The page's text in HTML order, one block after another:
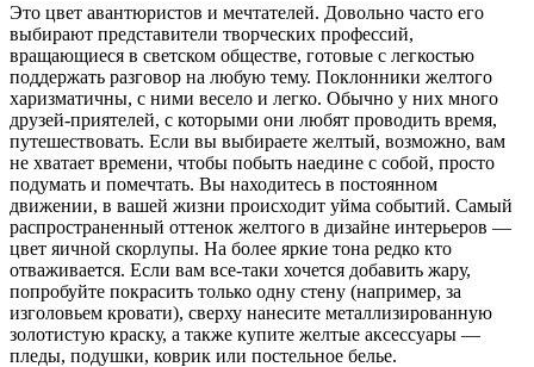
Это цвет авантюристов и мечтателей. Довольно часто его
выбирают представители творческих профессий,
вращающиеся в светском обществе, готовые с легкостью
поддержать разговор на любую тему. Поклонники желтого
харизматичны, с ними весело и легко. Обычно у них много
друзей-приятелей, с которыми они любят проводить время,
путешествовать. Если вы выбираете желтый, возможно, вам
не хватает времени, чтобы побыть наедине с собой, просто
подумать и помечтать. Вы находитесь в постоянном
движении, в вашей жизни происходит уйма событий. Самый
распространенный оттенок желтого в дизайне интерьеров —
цвет яичной скорлупы. На более яркие тона редко кто
отваживается. Если вам все-таки хочется добавить жару,
попробуйте покрасить только одну стену (например, за
изголовьем кровати), сверху нанесите металлизированную
золотистую краску, а также купите желтые аксессуары —
пледы, подушки, коврик или постельное белье.